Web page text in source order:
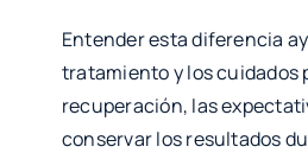
Entender esta diferencia
tratamiento y los cuidados
recuperación, las
conservar los resultados